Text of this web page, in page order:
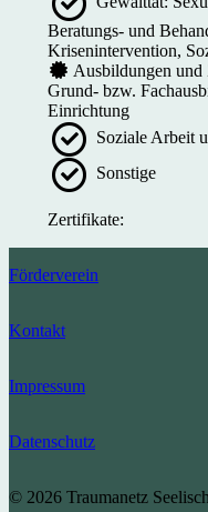
Beratungs- und
Krisenintervention,
Ausbildungen und
Grund- bzw.
Einrichtung
Soziale Arbeit
Sonstige
Zertifikate:
Förderverein
Kontakt
Impressum
Datenschutz
© 2026 Traumanetz